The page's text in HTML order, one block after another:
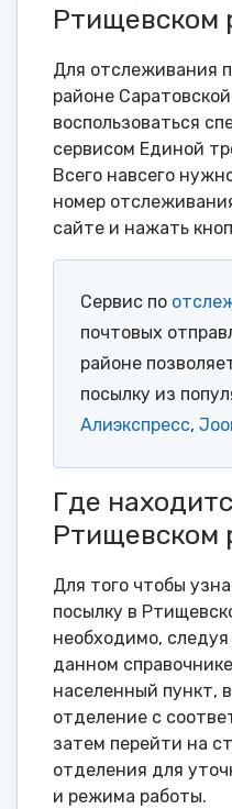
Ртищевском
Для отслеживания
районе
воспользоваться
сервисом Единой
Всего навсего
номер
сайте и нажать
Сервис по
почтовых
районе
посылку из
Алиэкспресс,
Где
Ртищевском
Для того чтобы
посылку в
необходимо,
данном
населенный пункт,
отделение с
затем перейти на
отделения для
и режима работы.